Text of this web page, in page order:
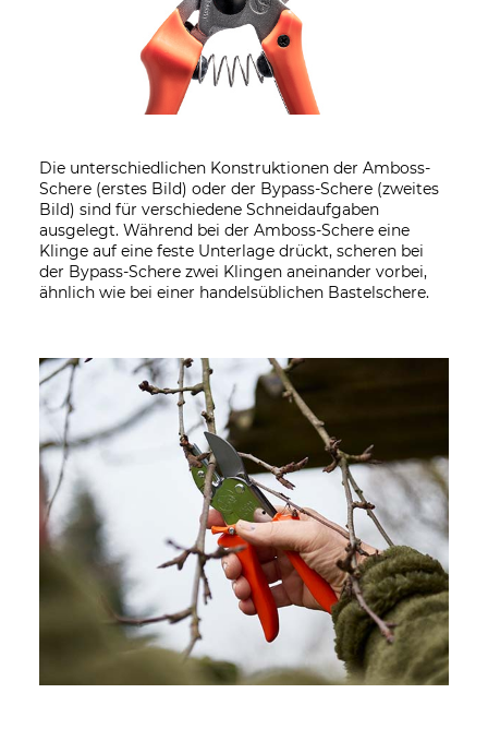
Die unterschiedlichen Konstruktionen der Amboss-
Schere (erstes Bild) oder der Bypass-Schere (zweites
Bild) sind für verschiedene Schneidaufgaben
ausgelegt. Während bei der Amboss-Schere eine
Klinge auf eine feste Unterlage drückt, scheren bei
der Bypass-Schere zwei Klingen aneinander vorbei,
ähnlich wie bei einer handelsüblichen Bastelschere.